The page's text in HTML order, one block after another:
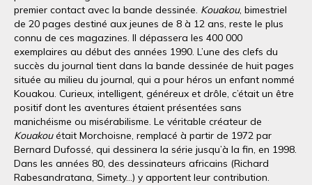
premier contact avec la bande dessinée. Kouakou, bimestriel
de 20 pages destiné aux jeunes de 8 à 12 ans, reste le plus
connu de ces magazines. Il dépassera les 400 000
exemplaires au début des années 1990. L’une des clefs du
succès du journal tient dans la bande dessinée de huit pages
située au milieu du journal, qui a pour héros un enfant nommé
Kouakou. Curieux, intelligent, généreux et drôle, c’était un être
positif dont les aventures étaient présentées sans
manichéisme ou misérabilisme. Le véritable créateur de
Kouakouétait Morchoisne, remplacé à partir de 1972 par
Bernard Dufossé, qui dessinera la série jusqu’à la fin, en 1998.
Dans les années 80, des dessinateurs africains (Richard
Rabesandratana, Simety…) y apportent leur contribution.